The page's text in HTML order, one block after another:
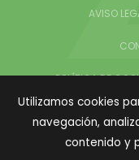
Utilizamos cookies
navegación,
contenido y
AVISO
POLÍTICA DE